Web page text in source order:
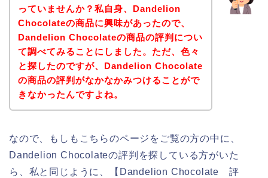
っていませんか？私自身、Dandelion
Chocolateの商品に興味があったので、
Dandelion Chocolateの商品の評判につい
て調べてみることにしました。ただ、色々
と探したのですが、Dandelion Chocolate
の商品の評判がなかなかみつけることがで
きなかったんですよね。
なので、もしもこちらのページをご覧の方の中に、
Dandelion Chocolateの評判を探している方がいた
ら、私と同じように、【Dandelion Chocolate 評